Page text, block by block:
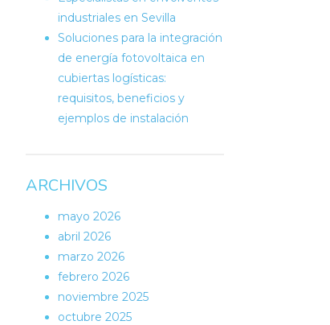
industriales en Sevilla
Soluciones para la integración
de energía fotovoltaica en
cubiertas logísticas:
requisitos, beneficios y
ejemplos de instalación
ARCHIVOS
mayo 2026
abril 2026
marzo 2026
febrero 2026
noviembre 2025
octubre 2025